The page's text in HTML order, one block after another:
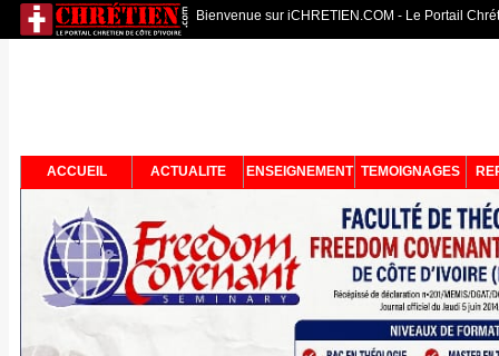
Bienvenue sur iCHRETIEN.COM - Le Portail
ACCUEIL ACTUALITE ENSEIGNEMENT TEMOIGNAGES